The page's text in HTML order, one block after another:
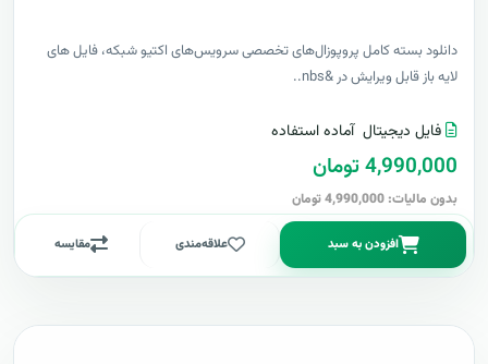
دانلود بسته کامل پروپوزال‌های تخصصی سرویس‌های اکتیو شبکه، فایل های
لایه باز قابل ویرایش در &nbs..
فایل دیجیتال آماده استفاده
4,990,000 تومان
بدون مالیات: 4,990,000 تومان
افزودن به سبد علاقه‌مندی مقایسه